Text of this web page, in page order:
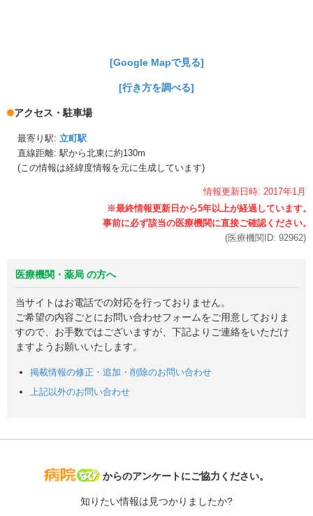
[Google Mapで見る]
[行き方を調べる]
アクセス・駐車場
最寄り駅: 立町駅
直線距離: 駅から北東に約130m
(この情報は経緯度情報を元に生成しています)
情報更新日時: 2017年1月
(医療機関ID: 92962)
医療機関・薬局 の方へ
当サイトはお電話での対応を行っておりません。
ご希望の内容ごとにお問い合わせフォームをご用意しておりま
すので、お手数ではございますが、下記よりご連絡をいただけ
ますようお願いいたします。
掲載情報の修正・追加・削除のお問い合わせ
上記以外のお問い合わせ
病院なび
からのアンケートにご協力ください。
知りたい情報は見つかりましたか?